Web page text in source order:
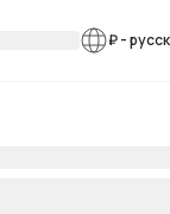
₽-